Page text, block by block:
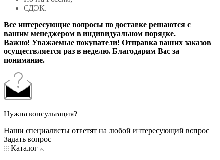
СДЭК.
Все интересующие вопросы по доставке решаются с
вашим менеджером в индивидуальном порядке.
Важно! Уважаемые покупатели! Отправка ваших заказов
осуществляется раз в неделю. Благодарим Вас за
понимание.
Нужна консультация?
Наши специалисты ответят на любой интересующий вопрос
Задать вопрос
Каталог